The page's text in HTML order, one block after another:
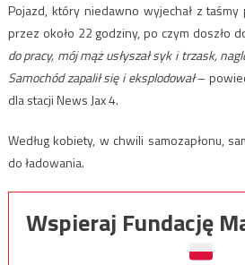
Pojazd, który niedawno wyjechał z taśmy
przez około 22 godziny, po czym doszło
do pracy, mój mąż usłyszał syk i trzask,
Samochód zapalił się i eksplodował–
dla stacji News Jax 4.
Według kobiety, w chwili samozapłonu,
do ładowania.
Wspieraj Fundację